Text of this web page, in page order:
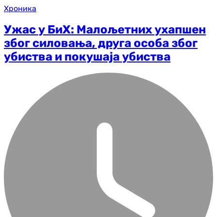
Хроника
Ужас у БиХ: Малољетних ухапшен
због силовања, друга особа због
убиства и покушаја убиства